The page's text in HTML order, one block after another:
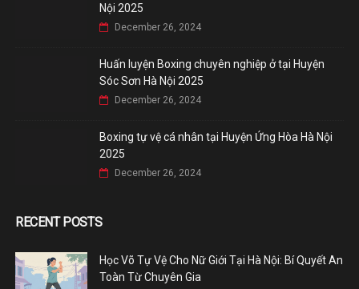
Nội 2025
December 26, 2024
Huấn luyện Boxing chuyên nghiệp ở tại Huyện
Sóc Sơn Hà Nội 2025
December 26, 2024
Boxing tự vệ cá nhân tại Huyện Ứng Hòa Hà Nội
2025
December 26, 2024
RECENT POSTS
Học Võ Tự Vệ Cho Nữ Giới Tại Hà Nội: Bí Quyết An
Toàn Từ Chuyên Gia